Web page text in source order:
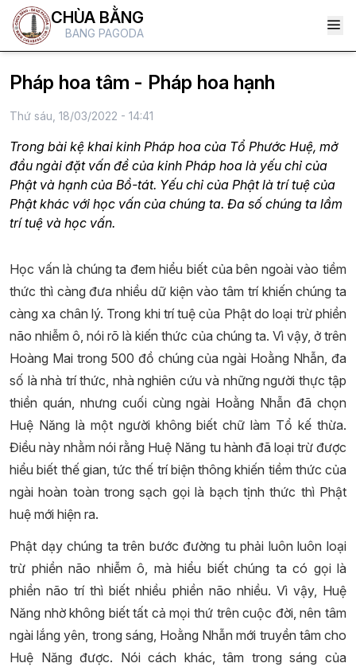
CHÙA BẰNG
BANG PAGODA
Pháp hoa tâm - Pháp hoa hạnh
Thứ sáu, 18/03/2022 - 14:41
Trong bài kệ khai kinh Pháp hoa của Tổ Phước Huệ, mở
đầu ngài đặt vấn đề của kinh Pháp hoa là yếu chỉ của
Phật và hạnh của Bồ-tát. Yếu chỉ của Phật là trí tuệ của
Phật khác với học vấn của chúng ta. Đa số chúng ta lầm
trí tuệ và học vấn.
Học vấn là chúng ta đem hiểu biết của bên ngoài vào tiềm
thức thì càng đưa nhiều dữ kiện vào tâm trí khiến chúng ta
càng xa chân lý. Trong khi trí tuệ của Phật do loại trừ phiền
não nhiễm ô, nói rõ là kiến thức của chúng ta. Vì vậy, ở trên
Hoàng Mai trong 500 đồ chúng của ngài Hoằng Nhẫn, đa
số là nhà trí thức, nhà nghiên cứu và những người thực tập
thiền quán, nhưng cuối cùng ngài Hoằng Nhẫn đã chọn
Huệ Năng là một người không biết chữ làm Tổ kế thừa.
Điều này nhằm nói rằng Huệ Năng tu hành đã loại trừ được
hiểu biết thế gian, tức thế trí biện thông khiến tiềm thức của
ngài hoàn toàn trong sạch gọi là bạch tịnh thức thì Phật
huệ mới hiện ra.
Phật dạy chúng ta trên bước đường tu phải luôn luôn loại
trừ phiền não nhiễm ô, mà hiểu biết chúng ta có gọi là
phiền não trí thì biết nhiều phiền não nhiều. Vì vậy, Huệ
Năng nhờ không biết tất cả mọi thứ trên cuộc đời, nên tâm
ngài lắng yên, trong sáng, Hoằng Nhẫn mới truyền tâm cho
Huệ Năng được. Nói cách khác, tâm trong sáng của